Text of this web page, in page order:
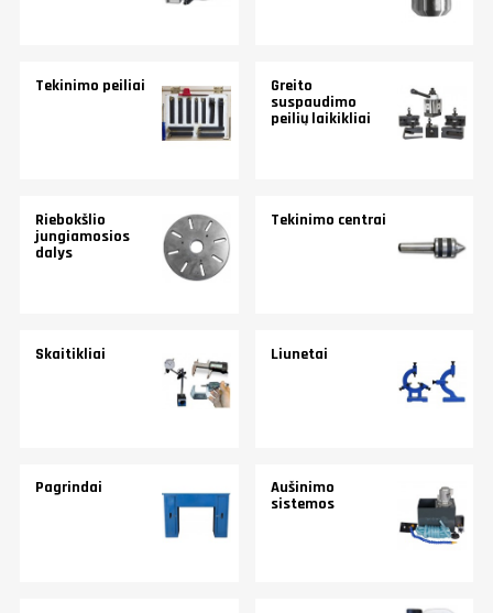
Tekinimo peiliai
Greito
suspaudimo
peilių laikikliai
Riebokšlio
jungiamosios
dalys
Tekinimo centrai
Skaitikliai Liunetai
Pagrindai
Aušinimo
sistemos